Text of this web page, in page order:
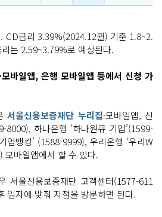
CD금리 3.39%(2024.12월) 기준 1.8~2.
는 2.59~3.79%로 예상된다.
바일앱, 은행 모바일앱 등에서 신청 가
서울신용보증재단 누리집·모바일앱, 신
8000), 하나은행 ‘하나원큐 기업’(1599-
업뱅킹’ (1588-9999), 우리은행 ‘우리W
모바일앱에서 할 수 있다.
서울신용보증재단 고객센터(1577-611
일자에 맞춰 지점을 방문하면 된다.